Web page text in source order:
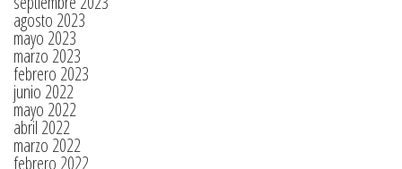
agosto 2023
mayo 2023
marzo 2023
febrero 2023
junio 2022
mayo 2022
abril 2022
marzo 2022
febrero 2022